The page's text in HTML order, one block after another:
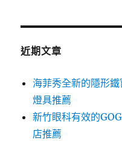
鍵
近期文章
海菲秀全新的隱形
燈具推薦
新竹眼科有效的
店推薦